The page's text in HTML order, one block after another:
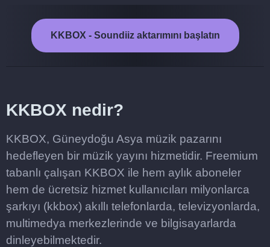
KKBOX - Soundiiz aktarımını başlatın
KKBOX nedir?
KKBOX, Güneydoğu Asya müzik pazarını
hedefleyen bir müzik yayını hizmetidir. Freemium
tabanlı çalışan KKBOX ile hem aylık aboneler
hem de ücretsiz hizmet kullanıcıları milyonlarca
şarkıyı (kkbox) akıllı telefonlarda, televizyonlarda,
multimedya merkezlerinde ve bilgisayarlarda
dinleyebilmektedir.